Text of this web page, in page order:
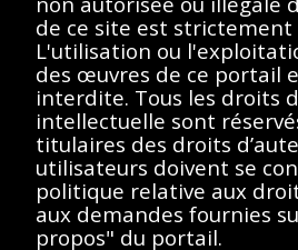
Afficher éléments
Aucun
de ce site est
L'utilisation ou
des œuvres de ce portail
interdite. Tous les droits
intellectuelle sont
titulaires des droits
utilisateurs doivent se
politique relative aux
aux demandes fournies
propos" du portail.